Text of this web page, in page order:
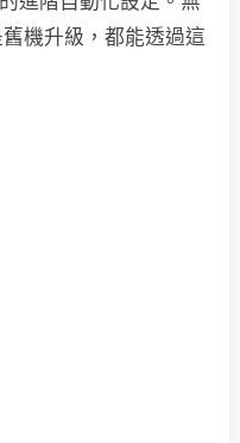
機升級，都能透過這